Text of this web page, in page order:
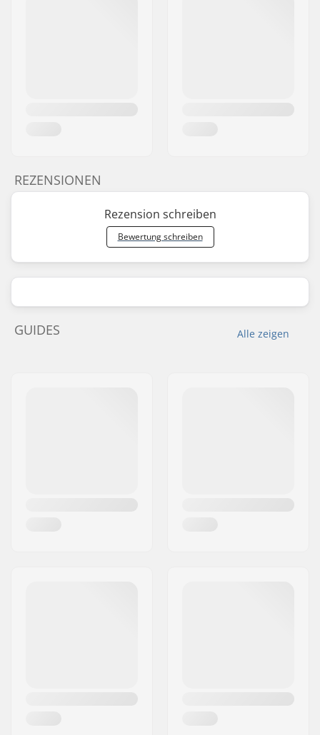
REZENSIONEN
Rezension schreiben
Bewertung schreiben
Alle zeigen
GUIDES